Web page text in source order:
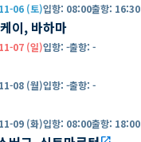
06 (토)입항: 08:00출항: 16:30
이, 바하마
07 (일)입항: -출항: -
08 (월)입항: -출항: -
09 (화)입항: 08:00출항: 18:00